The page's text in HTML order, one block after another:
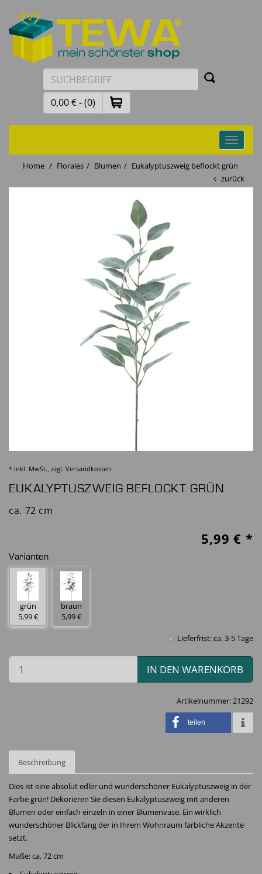
0,00 € - (0)
Toggle
Home
Florales Blumen
Eukalyptuszweig beflockt grün
zurück
* inkl. MwSt., zzgl. Versandkosten
EUKALYPTUSZWEIG BEFLOCKT GRÜN
ca. 72 cm
5,99 € *
Varianten
grün
5,99 €
braun
5,99 €
Lieferfrist: ca. 3-5 Tage
IN DEN WARENKORB
Artikelnummer:21292
teilen
Beschreibung
Dies ist eine absolut edler und wunderschöner Eukalyptuszweig in der
Farbe grün! Dekorieren Sie diesen Eukalyptuszweig mit anderen
Blumen oder einfach einzeln in einer Blumenvase. Ein wirklich
wunderschöner Blickfang der in Ihrem Wohnraum farbliche Akzente
setzt.
Maße: ca. 72 cm